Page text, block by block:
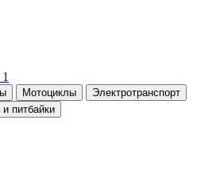
Мотоциклы
Электротранспорт
питбайки